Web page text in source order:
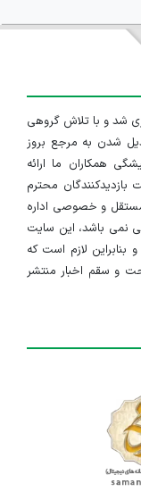
در تاریخ ۱۳۹۱/۱/۱۰ راه اندازی شد و با تلاش گروهی
شدن به مرجع بروز
همکاران ما ارائه
محترم
و خصوصی اداره
نمی باشد، این سایت
لازم است که
و سقم اخبار منتشر